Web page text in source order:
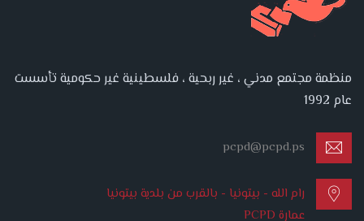
منظمة مجتمع مدني ، غير ربحية ، فلسطينية غير حكومية تأسست
عام 1992
pcpd@pcpd.ps
رام الله - بيتونيا - بالقرب من بلدية بيتونيا
عمارة PCPD